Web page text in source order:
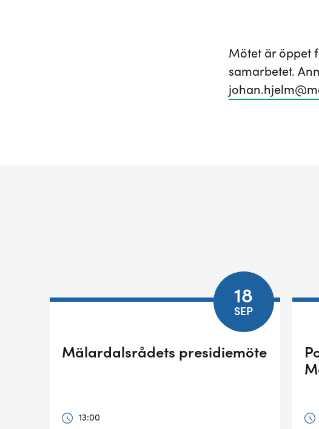
Mötet är öppet
samarbetet.
18
SEP
Mälardalsrådets presidiemöte
13:00